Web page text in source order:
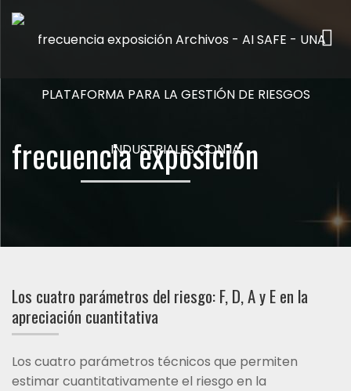
frecuencia exposición
Los cuatro parámetros del riesgo: F, D, A y E en la
apreciación cuantitativa
Los cuatro parámetros técnicos que permiten
estimar cuantitativamente el riesgo en la